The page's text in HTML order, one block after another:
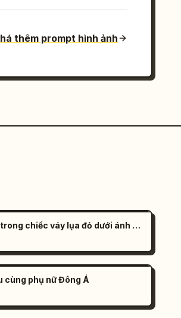
thêm prompt hình ảnh
Chân dung phụ nữ trong chiếc váy lụa đỏ dưới ánh nắng
cùng phụ nữ Đông Á